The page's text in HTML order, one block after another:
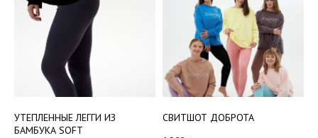
УТЕПЛЕННЫЕ ЛЕГГИ ИЗ
БАМБУКА SOFT
СВИТШОТ ДОБРОТА